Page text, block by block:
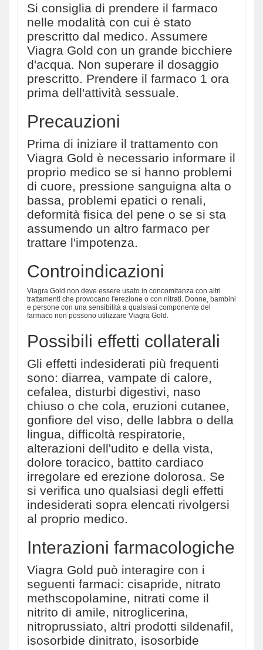
Si consiglia di prendere il farmaco
nelle modalità con cui è stato
prescritto dal medico. Assumere
Viagra Gold con un grande bicchiere
d'acqua. Non superare il dosaggio
prescritto. Prendere il farmaco 1 ora
prima dell'attività sessuale.
Precauzioni
Prima di iniziare il trattamento con
Viagra Gold è necessario informare il
proprio medico se si hanno problemi
di cuore, pressione sanguigna alta o
bassa, problemi epatici o renali,
deformità fisica del pene o se si sta
assumendo un altro farmaco per
trattare l'impotenza.
Controindicazioni
Viagra Gold non deve essere usato in concomitanza con altri
trattamenti che provocano l'erezione o con nitrati. Donne, bambini
e persone con una sensibilità a qualsiasi componente del
farmaco non possono utilizzare Viagra Gold.
Possibili effetti collaterali
Gli effetti indesiderati più frequenti
sono: diarrea, vampate di calore,
cefalea, disturbi digestivi, naso
chiuso o che cola, eruzioni cutanee,
gonfiore del viso, delle labbra o della
lingua, difficoltà respiratorie,
alterazioni dell'udito e della vista,
dolore toracico, battito cardiaco
irregolare ed erezione dolorosa. Se
si verifica uno qualsiasi degli effetti
indesiderati sopra elencati rivolgersi
al proprio medico.
Interazioni farmacologiche
Viagra Gold può interagire con i
seguenti farmaci: cisapride, nitrato
methscopolamine, nitrati come il
nitrito di amile, nitroglicerina,
nitroprussiato, altri prodotti sildenafil,
isosorbide dinitrato, isosorbide